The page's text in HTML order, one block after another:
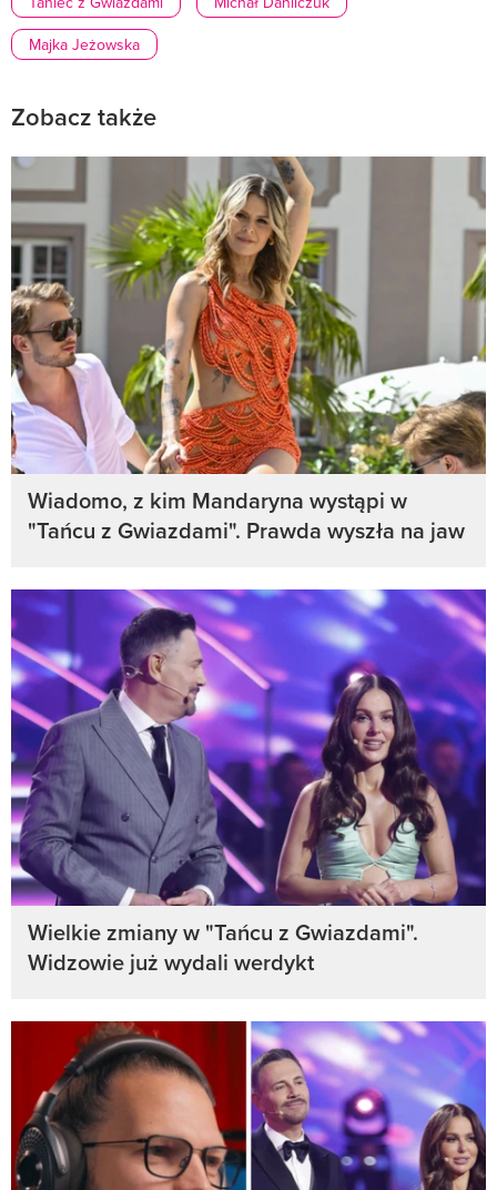
Majka Jeżowska
Zobacz także
Wiadomo, z kim Mandaryna wystąpi w
"Tańcu z Gwiazdami". Prawda wyszła na jaw
Wielkie zmiany w "Tańcu z Gwiazdami".
Widzowie już wydali werdykt